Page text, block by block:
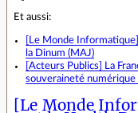
Et aussi:
[Le Monde
la Dinum (MAJ)
[Acteurs Publics] La
souveraineté numérique
[Le Monde